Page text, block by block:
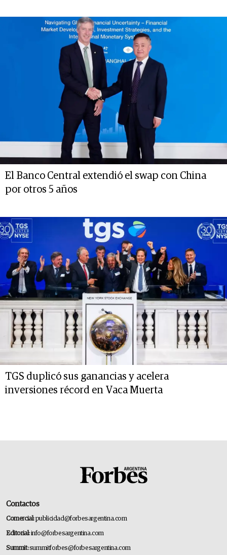
El Banco Central extendió el swap con China
por otros 5 años
TGS duplicó sus ganancias y acelera
inversiones récord en Vaca Muerta
Contactos
Comercial:publicidad@forbesargentina.com
Editorial:info@forbesargentina.com
Summit:summitforbes@forbesargentina.com